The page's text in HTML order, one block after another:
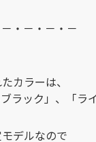
・－・－・－
カラーは、
ラック」、「ラ
デルなので